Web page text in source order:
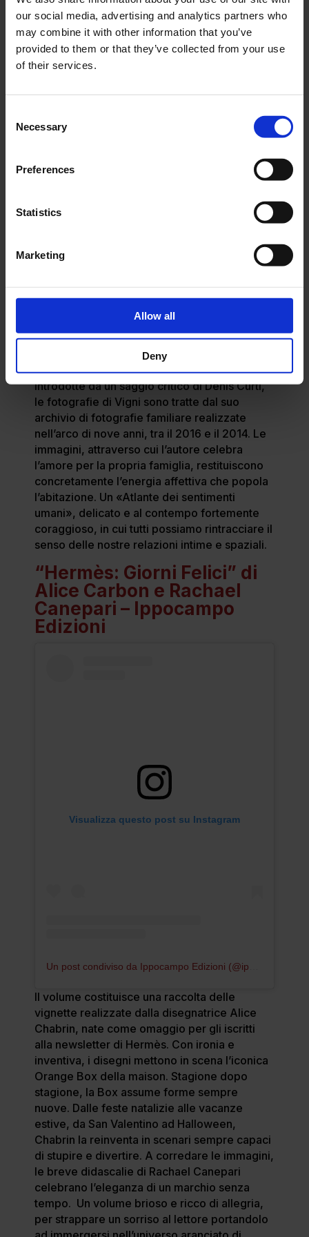
our social media, advertising and analytics partners who
may combine it with other information that you’ve
provided to them or that they’ve collected from your use
of their services.
Selection
Necessary
Preferences
Statistics
Marketing
Allow all
Deny
La vendita di una proprietà segna un
mura, lunga o breve che sia stata. Le pagine
di “Vendo casa” raccontano per immagini
quel naturale sentimento malinconico che si
accompagna a questo passaggio di vita.
Introdotte da un saggio critico di Denis Curti,
le fotografie di Vigni sono tratte dal suo
archivio di fotografie familiare realizzate
nell’arco di nove anni, tra il 2016 e il 2014. Le
immagini, attraverso cui l’autore celebra
l’amore per la propria famiglia, restituiscono
concretamente l’energia affettiva che popola
l’abitazione. Un «Atlante dei sentimenti
umani», delicato e al contempo fortemente
coraggioso, in cui tutti possiamo rintracciare il
senso delle nostre relazioni intime e spaziali.
“Hermès: Giorni Felici” di
Alice Carbon e Rachael
Canepari – Ippocampo
Edizioni
Visualizza questo post su Instagram
Il volume costituisce una raccolta delle
vignette realizzate dalla disegnatrice Alice
Chabrin, nate come omaggio per gli iscritti
alla newsletter di Hermès. Con ironia e
inventiva, i disegni mettono in scena l’iconica
Orange Box della maison. Stagione dopo
stagione, la Box assume forme sempre
nuove. Dalle feste natalizie alle vacanze
estive, da San Valentino ad Halloween,
Chabrin la reinventa in scenari sempre capaci
di stupire e divertire. A corredare le immagini,
le breve didascalie di Rachael Canepari
celebrano l’eleganza di un marchio senza
tempo. Un volume brioso e ricco di allegria,
per strappare un sorriso al lettore portandolo